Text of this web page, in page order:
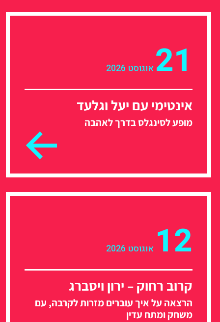
21 אוגוסט 2026
אינטימי עם יעל וגלעד
מופע לסינגלס בדרך לאהבה
12 אוגוסט 2026
קרוב רחוק – ירון ויסברג
הרצאה על איך עוברים מזרות לקרבה, עם
משחק ומתח עדין